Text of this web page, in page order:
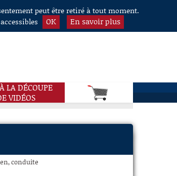
peut être retiré à tout moment.
OK En savoir plus
LA DÉCOUPE
VIDÉOS
conduite